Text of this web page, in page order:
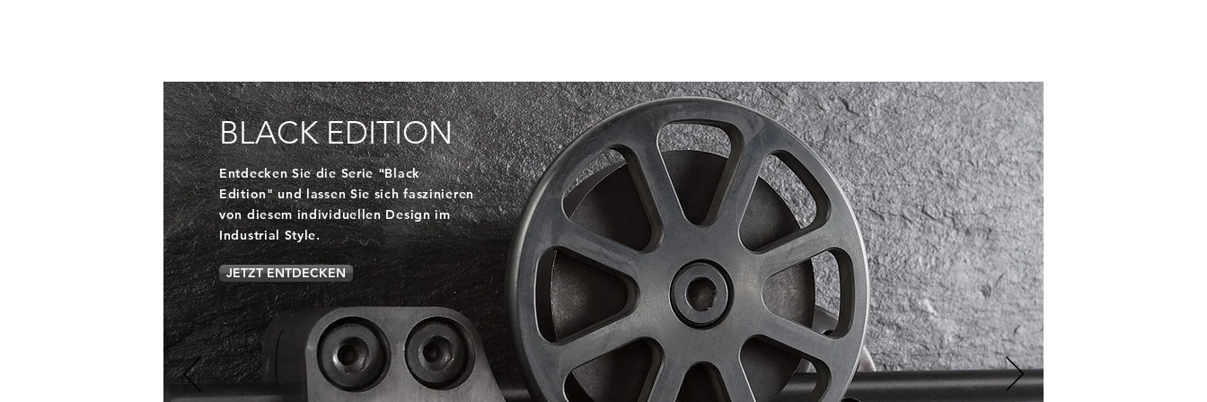
BLACK EDITION
Entdecken Sie die Serie "Black
Edition" und lassen Sie sich faszinieren
von diesem individuellen Design im
Industrial Style.
JETZT ENTDECKEN